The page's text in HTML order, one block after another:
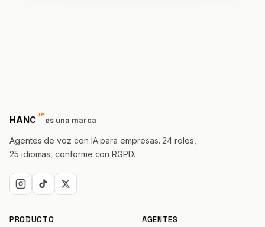
HANC™
trademarkes una marca
Agentes de voz con IA para empresas. 24 roles,
25 idiomas, conforme con RGPD.
PRODUCTO
AGENTES